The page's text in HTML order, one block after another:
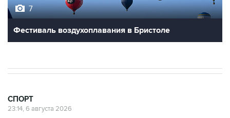
7
Фестиваль воздухоплавания в Бристоле
СПОРТ
23:14, 6 августа 2026